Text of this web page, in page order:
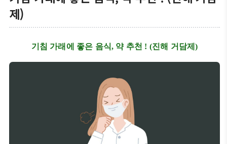
제)
기침 가래에 좋은 음식, 약 추천 ! (진해 거담제)